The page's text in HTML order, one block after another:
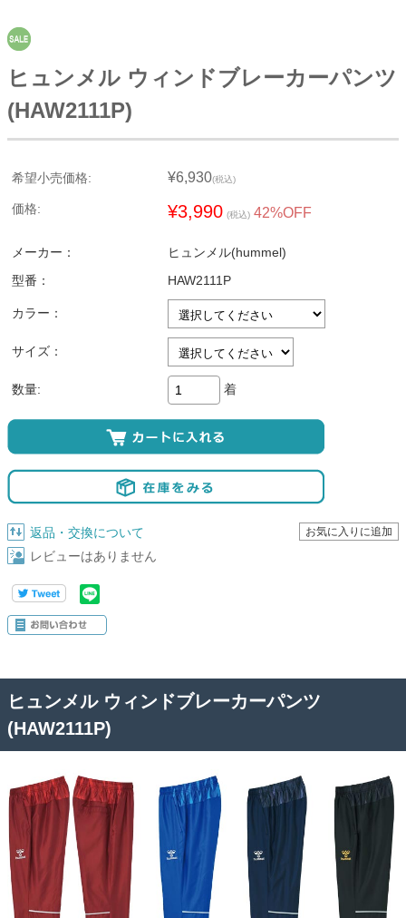
ヒュンメル ウィンドブレーカーパンツ
(HAW2111P)
希望小売価格: ¥6,930(税込)
価格: ¥3,990 (税込) 42%OFF
メーカー：
ヒュンメル(hummel)
型番：
HAW2111P
カラー：
サイズ：
数量: 着
返品・交換について
レビューはありません
ヒュンメル ウィンドブレーカーパンツ
(HAW2111P)